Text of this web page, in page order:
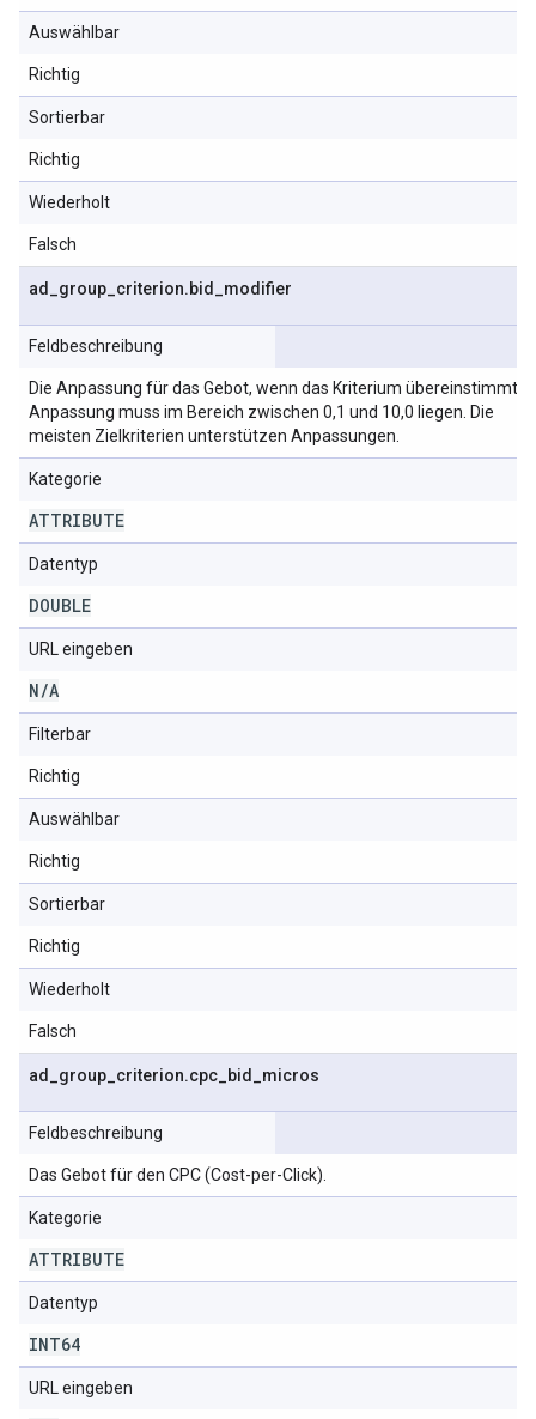
Auswählbar
Richtig
Sortierbar
Richtig
Wiederholt
Falsch
ad group criterion.bid modifier
Feldbeschreibung
Die Anpassung für das Gebot, wenn das Kriterium übereinstimmt.
Anpassung muss im Bereich zwischen 0,1 und 10,0 liegen. Die
meisten Zielkriterien unterstützen Anpassungen.
Kategorie
ATTRIBUTE
Datentyp
DOUBLE
URL eingeben
N/A
Filterbar
Richtig
Auswählbar
Richtig
Sortierbar
Richtig
Wiederholt
Falsch
ad group criterion.cpc bid micros
Feldbeschreibung
Das Gebot für den CPC (Cost-per-Click).
Kategorie
ATTRIBUTE
Datentyp
INT64
URL eingeben